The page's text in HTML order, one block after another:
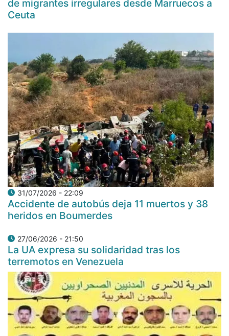
de migrantes irregulares desde Marruecos a
Ceuta
31/07/2026 - 22:09
Accidente de autobús deja 11 muertos y 38
heridos en Boumerdes
27/06/2026 - 21:50
La UA expresa su solidaridad tras los
terremotos en Venezuela